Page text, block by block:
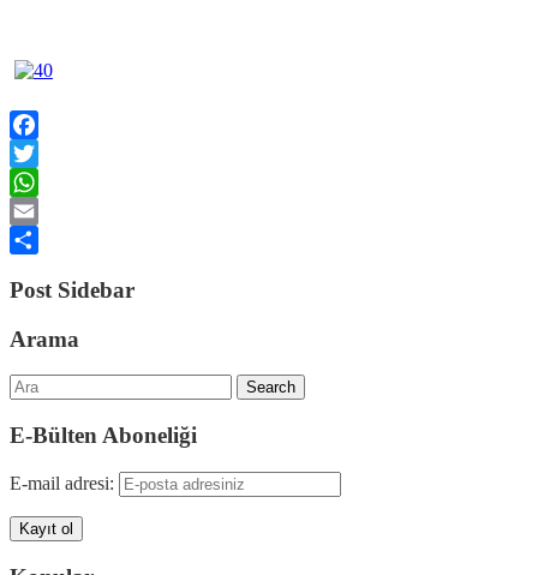
Facebook
Twitter
WhatsApp
Email
Post Sidebar
Arama
Search
E-Bülten Aboneliği
E-mail adresi: